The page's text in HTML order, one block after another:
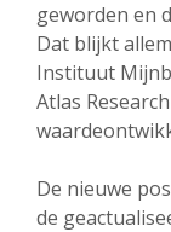
geworden en
Dat blijkt
Instituut
Atlas
De nieuwe
de